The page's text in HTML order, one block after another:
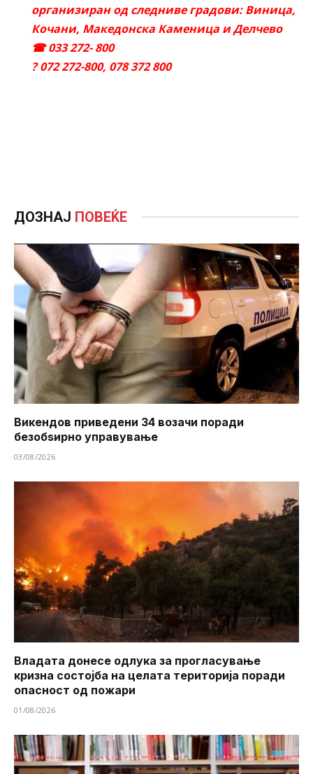
организиран од следниве градови: Виница,
Кочани, Македонска Каменица и Делчево
☎033 272- 800
?072 272-800, 078 372 800
ДОЗНАЈ ПОВЕЌЕ
Викендов приведени 34 возачи поради
безобѕирно управување
03/08/2026
Владата донесе одлука за прогласување
кризна состојба на целата територија поради
опасност од пожари
01/08/2026